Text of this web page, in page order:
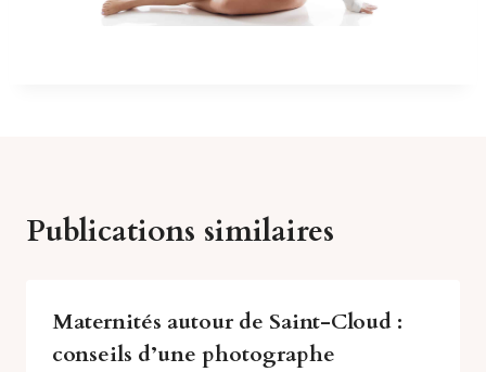
Publications similaires
Maternités autour de Saint-Cloud :
conseils d’une photographe